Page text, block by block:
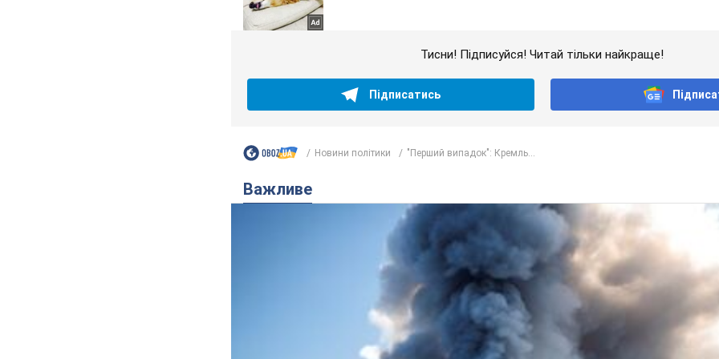
Тисни! Підписуйся! Читай тільки найкраще!
Підписатись
Новини політики "Перший випадок": Кремль...
Важливе